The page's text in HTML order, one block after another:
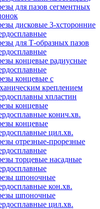
для пазов сегментных
дисковые 3-хсторонние
для Т-образных пазов
концевые радиусные
концевые с
креплением
хпластин
концевые
конич.хв.
концевые
цил.хв.
отрезные-прорезные
торцевые насадные
шпоночные
кон.хв.
шпоночные
цил.хв.